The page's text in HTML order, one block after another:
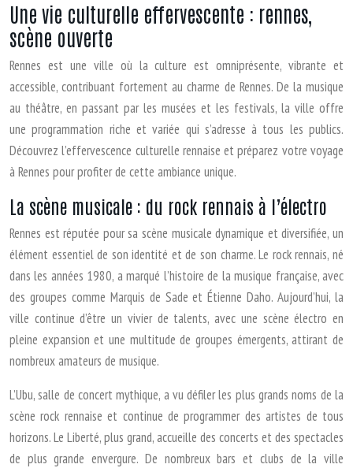
Une vie culturelle effervescente : rennes,
scène ouverte
Rennes est une ville où la culture est omniprésente, vibrante et
accessible, contribuant fortement au charme de Rennes. De la musique
au théâtre, en passant par les musées et les festivals, la ville offre
une programmation riche et variée qui s’adresse à tous les publics.
Découvrez l’effervescence culturelle rennaise et préparez votre voyage
à Rennes pour profiter de cette ambiance unique.
La scène musicale : du rock rennais à l’électro
Rennes est réputée pour sa scène musicale dynamique et diversifiée, un
élément essentiel de son identité et de son charme. Le rock rennais, né
dans les années 1980, a marqué l’histoire de la musique française, avec
des groupes comme Marquis de Sade et Étienne Daho. Aujourd’hui, la
ville continue d’être un vivier de talents, avec une scène électro en
pleine expansion et une multitude de groupes émergents, attirant de
nombreux amateurs de musique.
L’Ubu, salle de concert mythique, a vu défiler les plus grands noms de la
scène rock rennaise et continue de programmer des artistes de tous
horizons. Le Liberté, plus grand, accueille des concerts et des spectacles
de plus grande envergure. De nombreux bars et clubs de la ville